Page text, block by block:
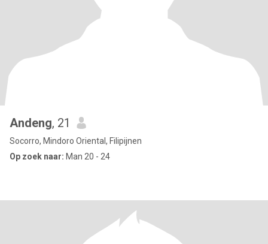
Andeng, 21
Socorro, Mindoro Oriental, Filipijnen
Op zoek naar: Man 20 - 24